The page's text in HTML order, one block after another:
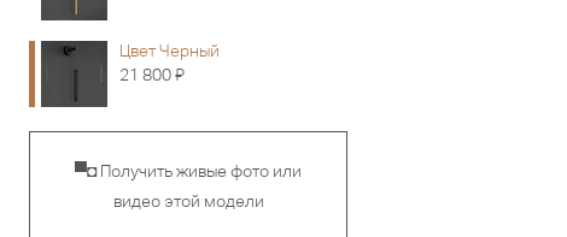
Цвет Черный
21 800Я
▀◘ Получить живые фото или
видео этой модели